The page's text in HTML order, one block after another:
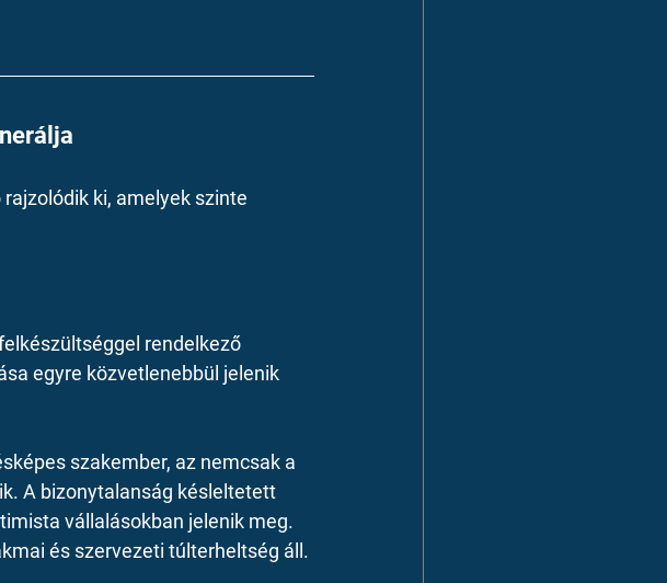
ki, amelyek szinte
rendelkező
egyre közvetlenebbül jelenik
szakember, az nemcsak a
A bizonytalanság késleltetett
vállalásokban jelenik meg.
és szervezeti túlterheltség áll.